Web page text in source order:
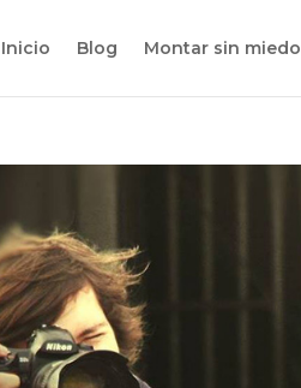
Inicio Blog Montar sin miedo